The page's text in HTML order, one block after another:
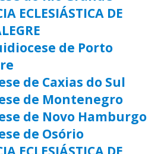
ECLESIÁSTICA DE
de Porto
de Caxias do Sul
de Montenegro
de Novo Hamburgo
de Osório